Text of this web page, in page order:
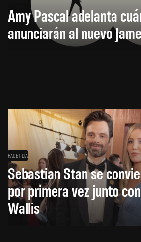
Amy Pascal adelanta
anunciarán al nuevo
HACE 1 DÍA
Sebastian Stan se
por primera vez junto
Wallis